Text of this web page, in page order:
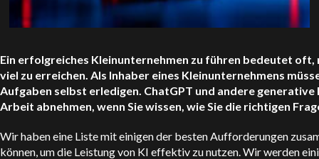
Ein erfolgreiches Kleinunternehmen zu führen bedeutet
viel zu erreichen. Als Inhaber eines Kleinunternehmens
Aufgaben selbst erledigen. ChatGPT und andere generative
Arbeit abnehmen, wenn Sie wissen, wie Sie die richtigen
Wir haben eine Liste mit einigen der besten Aufforderungen
können, um die Leistung von KI effektiv zu nutzen. Wir werden